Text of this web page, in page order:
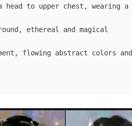
head to upper chest, wearing a
ethereal and magical
flowing abstract colors and